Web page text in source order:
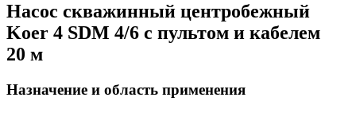
Насос скважинный центробежный
Koer 4 SDM 4/6 с пультом и кабелем
20 м
Назначение и область применения